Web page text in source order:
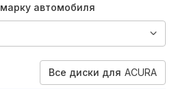
автомобиля
Все диски для ACURA